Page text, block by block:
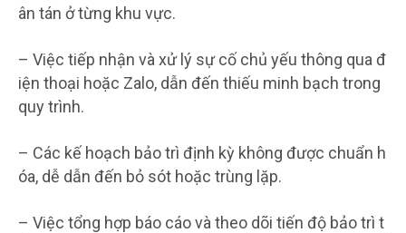
ân tán ở từng khu vực.
– Việc tiếp nhận và xử lý sự cố chủ yếu thông qua đ
iện thoại hoặc Zalo, dẫn đến thiếu minh bạch trong
quy trình.
– Các kế hoạch bảo trì định kỳ không được chuẩn h
óa, dễ dẫn đến bỏ sót hoặc trùng lặp.
– Việc tổng hợp báo cáo và theo dõi tiến độ bảo trì t